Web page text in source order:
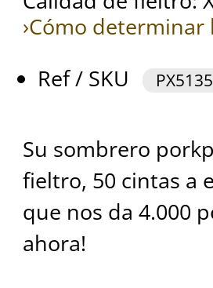
›Cómo
Ref / SKU
PX5135
Su sombrero
fieltro, 50 cintas a
que nos da 4.000
ahora!